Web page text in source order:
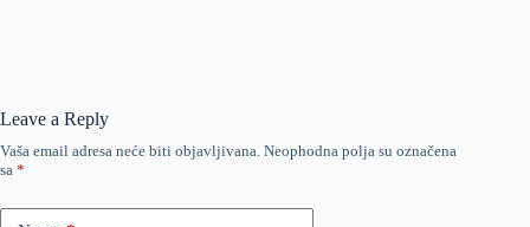
Leave a Reply
Vaša email adresa neće biti objavljivana. Neophodna polja su označena
sa *